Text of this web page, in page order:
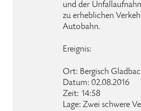
und der
zu erheblichen
Autobahn.
Ereignis:
Ort: Bergisch
Datum: 02.08.2016
Zeit: 14:58
Lage: Zwei schwere